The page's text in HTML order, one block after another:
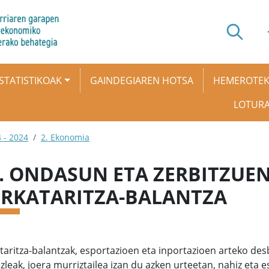
GAINDEGIAREN HOTSA
- 2024 2. Ekonomia
ONDASUN ETA
BALANTZA
balantzak, esportazioen eta inportazioen arteko
joera murriztailea izan du azken urteetan, nahiz eta